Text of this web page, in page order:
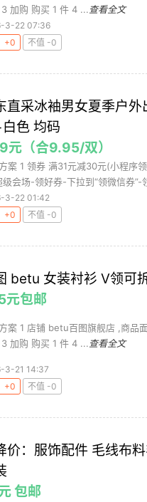
加购 购买 1 件 4 ... 查看全文
3-22 07:36
+0
不值 -0
直采冰袖男女夏季户
色 均码
元（合9.95/双）
案 1 领券 满31元减30元(小程序
级会场-领好券-下拉到“领微信券”-
3-22 01:42
+0
不值 -0
betu 女装衬衫 V领可
元包邮
案 1 店铺 betu百图旗舰店 ,商品
加购 购买 1 件 4 ... 查看全文
3-21 14:37
+0
不值 -0
价：服饰配件 毛线布
包邮